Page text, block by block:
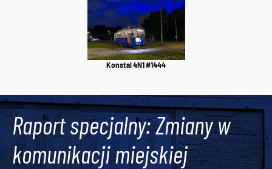
Konstal 4N1 #1444
Raport specjalny: Zmiany w
komunikacji miejskiej